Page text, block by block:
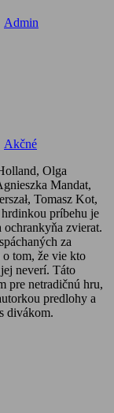
Admin
Akčné
Olga
Mandat,
Tomasz Kot,
príbehu je
ochrankyňa zvierat.
za
o tom, že vie kto
neverí. Táto
pre netradičnú hru,
predlohy a
divákom.